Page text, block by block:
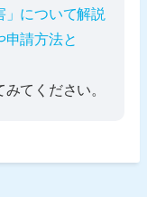
」について解説
申請方法と
てください。